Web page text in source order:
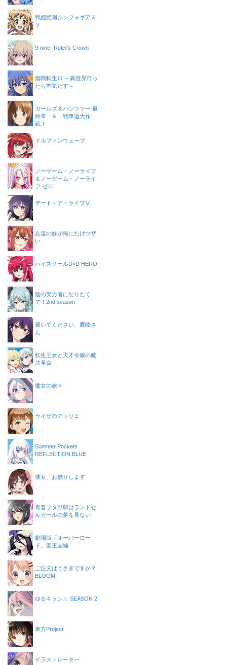
戦姫絶唱シンフォギアＸ
Ｖ
9-nine- Ruler’s Crown
無職転生Ⅲ ～異世界行っ
たら本気だす～
ガールズ＆パンツァー 最
終章 ＆ 戦車道大作
戦！
ドルフィンウェーブ
ノーゲーム・ノーライフ
＆ノーゲーム・ノーライ
フ ゼロ
デート・ア・ライブⅤ
友達の妹が俺にだけウザ
い
ハイスクールD×D HERO
陰の実力者になりたく
て！2nd season
履いてください、鷹峰さ
ん
転生王女と天才令嬢の魔
法革命
魔女の旅々
ライザのアトリエ
Summer Pockets
REFLECTION BLUE
彼女、お借りします
青春ブタ野郎はランドセ
ルガールの夢を見ない
劇場版「オーバーロー
ド」聖王国編
ご注文はうさぎですか？
BLOOM
ゆるキャン△ SEASON 2
東方Project
イラストレーター